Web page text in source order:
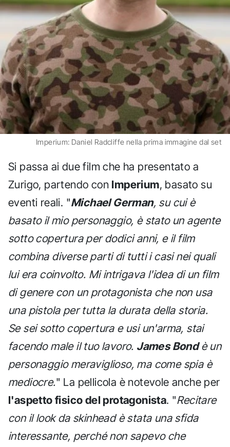
Imperium: Daniel Radcliffe nella prima immagine dal set
Si passa ai due film che ha presentato a
Zurigo, partendo con Imperium, basato su
eventi reali. "Michael German, su cui è
basato il mio personaggio, è stato un agente
sotto copertura per dodici anni, e il film
combina diverse parti di tutti i casi nei quali
lui era coinvolto. Mi intrigava l'idea di un film
di genere con un protagonista che non usa
una pistola per tutta la durata della storia.
Se sei sotto copertura e usi un'arma, stai
facendo male il tuo lavoro. James Bondè un
personaggio meraviglioso, ma come spia è
mediocre." La pellicola è notevole anche per
l'aspetto fisico del protagonista. "Recitare
con il look da skinhead è stata una sfida
interessante, perché non sapevo che